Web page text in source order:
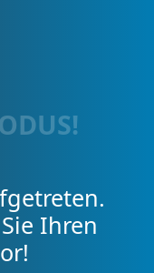
Ihren